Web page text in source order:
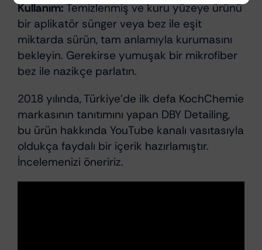
Kullanım:Temizlenmiş ve kuru yüzeye ürünü
bir aplikatör sünger veya bez ile eşit
miktarda sürün, tam anlamıyla kurumasını
bekleyin. Gerekirse yumuşak bir mikrofiber
bez ile nazikçe parlatın.
2018 yılında, Türkiye’de ilk defa KochChemie
markasının tanıtımını yapan DBY Detailing,
bu ürün hakkında YouTube kanalı vasıtasıyla
oldukça faydalı bir içerik hazırlamıştır.
İncelemenizi öneririz.